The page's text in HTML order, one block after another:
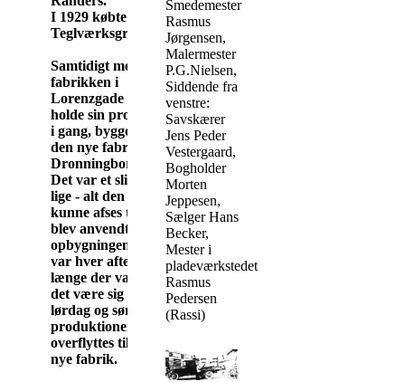
I 1929 købte de så
Teglværksgrunden.
Samtidigt med at
fabrikken i
Lorenzgade skulle
holde sin produktion
i gang, byggede man
den nye fabrik op i
Dronningborg.
Det var et slid uden
lige - alt den tid der
kunne afses til dette
blev anvendt til
opbygningen - det
var hver aften, så
længe der var lyst -
det være sig hver
lørdag og søndag til
produktionen kunne
overflyttes til den
nye fabrik.
Smedemester
Rasmus
Jørgensen,
Malermester
P.G.Nielsen,
Siddende fra
venstre:
Savskærer
Jens Peder
Vestergaard,
Bogholder
Morten
Jeppesen,
Sælger Hans
Becker,
Mester i
pladeværkstedet
Rasmus
Pedersen
(Rassi)